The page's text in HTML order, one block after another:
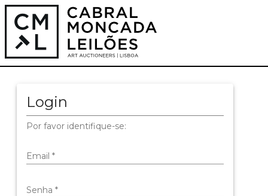
Login
Por favor identifique-se:
Email *
Senha *